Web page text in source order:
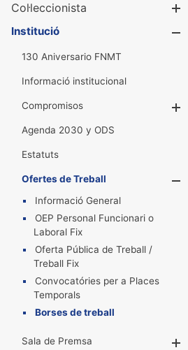
Col·leccionista
Institució
130 Aniversario FNMT
Informació institucional
Compromisos
Agenda 2030 y ODS
Estatuts
Ofertes de Treball
Informació General
OEP Personal Funcionari o
Laboral Fix
Oferta Pública de Treball /
Treball Fix
Convocatóries per a Places
Temporals
Borses de treball
Sala de Premsa